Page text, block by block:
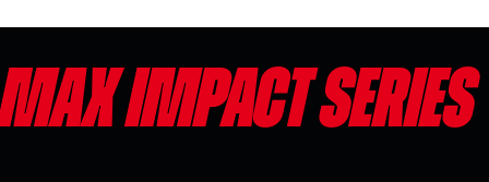
Max impact series